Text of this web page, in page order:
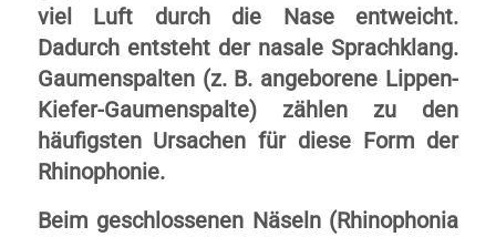
viel Luft durch die Nase entweicht.
Dadurch entsteht der nasale Sprachklang.
Gaumenspalten (z. B. angeborene Lippen-
Kiefer-Gaumenspalte) zählen zu den
häufigsten Ursachen für diese Form der
Rhinophonie.
Beim geschlossenen Näseln (Rhinophonia